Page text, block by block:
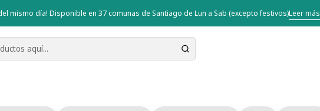
mismo día! Disponible en 37 comunas de Santiago de Lun a Sab (excepto festivos)Leer más